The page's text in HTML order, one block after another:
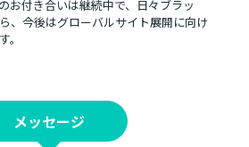
お付き合いは継続中で、日々ブラッ
、今後はグローバルサイト展開に向け
メッセージ